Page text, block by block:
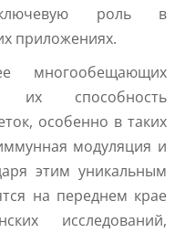
роль в
приложениях.
многообещающих
их способность
особенно в таких
модуляция и
этим уникальным
на переднем крае
исследований,